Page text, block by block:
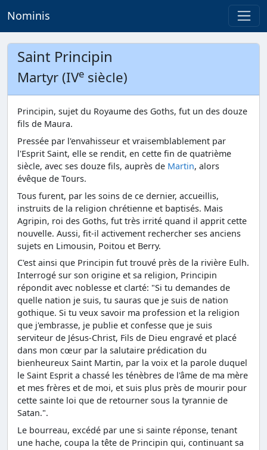
Nominis
Saint Principin
Martyr (IVe siècle)
Principin, sujet du Royaume des Goths, fut un des douze
fils de Maura.
Pressée par l'envahisseur et vraisemblablement par
l'Esprit Saint, elle se rendit, en cette fin de quatrième
siècle, avec ses douze fils, auprès de Martin, alors
évêque de Tours.
Tous furent, par les soins de ce dernier, accueillis,
instruits de la religion chrétienne et baptisés. Mais
Agripin, roi des Goths, fut très irrité quand il apprit cette
nouvelle. Aussi, fit-il activement rechercher ses anciens
sujets en Limousin, Poitou et Berry.
C'est ainsi que Principin fut trouvé près de la rivière Eulh.
Interrogé sur son origine et sa religion, Principin
répondit avec noblesse et clarté: "Si tu demandes de
quelle nation je suis, tu sauras que je suis de nation
gothique. Si tu veux savoir ma profession et la religion
que j'embrasse, je publie et confesse que je suis
serviteur de Jésus-Christ, Fils de Dieu engravé et placé
dans mon cœur par la salutaire prédication du
bienheureux Saint Martin, par la voix et la parole duquel
le Saint Esprit a chassé les ténèbres de l'âme de ma mère
et mes frères et de moi, et suis plus près de mourir pour
cette sainte loi que de retourner sous la tyrannie de
Satan.".
Le bourreau, excédé par une si sainte réponse, tenant
une hache, coupa la tête de Principin qui, continuant sa